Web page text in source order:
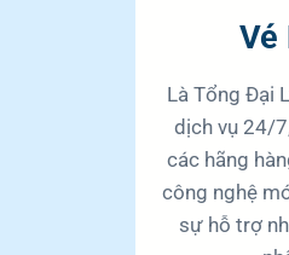
Vé
Là Tổng Đại
dịch vụ 24/
các hãng
công nghệ
sự hỗ trợ